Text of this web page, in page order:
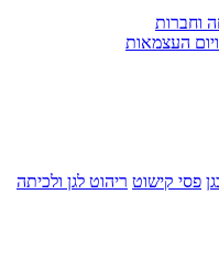
וחברות
ויום העצמאות
פסי קישוט ריהוט לגן ולכיתה